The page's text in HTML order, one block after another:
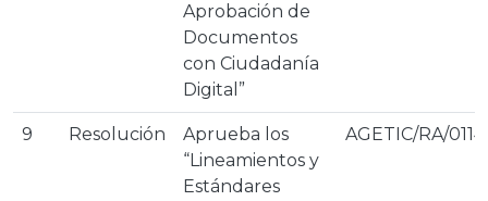
Aprobación de
Documentos
con Ciudadanía
Digital”
9 Resolución
Aprueba los
“Lineamientos y
Estándares
AGETIC/RA/